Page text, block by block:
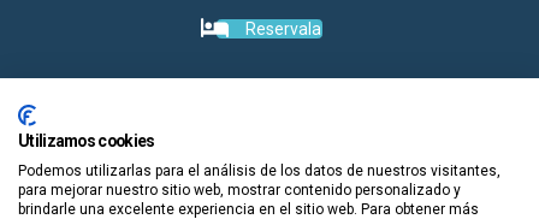
Reservala
Copyright. Guiapolis.com © España. Todos los derechos
reservados.
Utilizamos cookies
Podemos utilizarlas para el análisis de los datos de nuestros visitantes,
para mejorar nuestro sitio web, mostrar contenido personalizado y
brindarle una excelente experiencia en el sitio web. Para obtener más